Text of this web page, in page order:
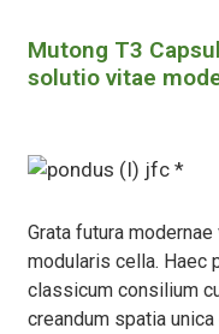
Mutong T3
solutio vitae
Grata futura
modularis cella. Haec
classicum consilium
creandum spatia